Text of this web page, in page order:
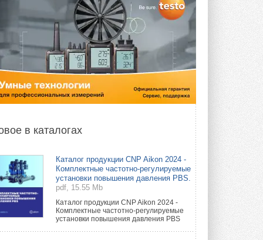
в каталогах
Каталог продукции CNP Aikon 2024 -
Комплектные частотно-регулируемые
установки повышения давления PBS.
pdf, 15.55 Mb
Каталог продукции CNP Aikon 2024 -
Комплектные частотно-регулируемые
установки повышения давления PBS